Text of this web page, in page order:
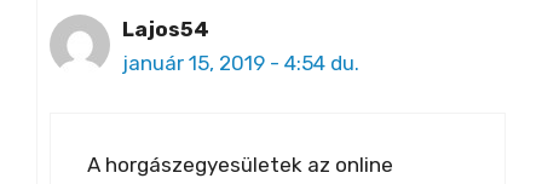
Lajos54
január 15, 2019 - 4:54 du.
A horgászegyesületek az online